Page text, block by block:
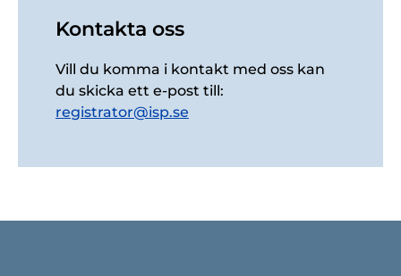
Kontakta oss
Vill du komma i kontakt med oss kan
du skicka ett e-post till:
registrator@isp.se